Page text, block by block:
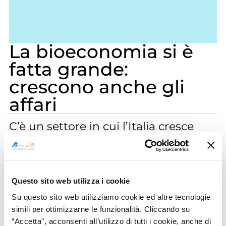
Questo sito web utilizza i cookie
Su questo sito web utilizziamo cookie ed altre tecnologie
simili per ottimizzarne le funzionalità. Cliccando su
“Accetta”, acconsenti all’utilizzo di tutti i cookie, anche di
La bioeconomia si è
fatta grande:
crescono anche gli
affari
C’è un settore in cui l’Italia cresce
anche di questi tempi e che, anzi, la
pandemia di Covid-19 potrebbe
ha infatti reso ancora più evidente la
necessità di ripensare il modello di
sviluppo economico in una logica di